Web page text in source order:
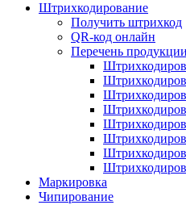
Штрихкодирование
Получить штрихкод
QR-код онлайн
Перечень продукции
Маркировка
Чипирование